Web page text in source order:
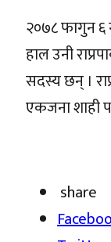
२०७८ फागुन ६
हाल उनी
सदस्य छन् ।
एकजना शाही
share